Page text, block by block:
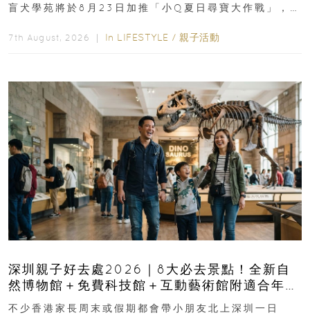
盲犬學苑將於8月23日加推「小Q夏日尋寶大作戰」，家
7th August, 2026 ｜ In LIFESTYLE / 親子活動
深圳親子好去處2026｜8大必去景點！全新自
然博物館＋免費科技館＋互動藝術館附適合年
齡、交通、門票、開放時間
不少香港家長周末或假期都會帶小朋友北上深圳一日